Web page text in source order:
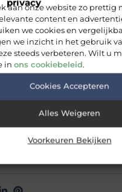
privacy
aan onze website zo prettig
content en
we cookies en
we inzicht in het gebruik
steeds verbeteren. Wilt u
in ons cookiebeleid.
Cookies Accepteren
Alles Weigeren
Voorkeuren Bekijken
Doe-het-zelf
leren schoenen
schoenen poetsen,
tips, schoenverzorging,
Thomas de Vos
Eindredacteur &